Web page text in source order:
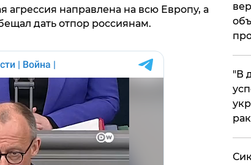
агрессия направлена на всю Европу, а
дать отпор россиянам.
​"В